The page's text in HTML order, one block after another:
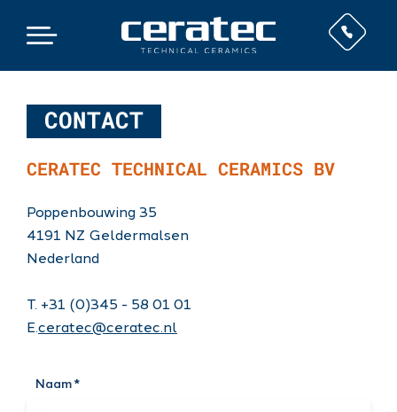
CONTACT
CERATEC TECHNICAL CERAMICS BV
Poppenbouwing 35
4191 NZ Geldermalsen
Nederland
T. +31 (0)345 - 58 01 01
E.ceratec@ceratec.nl
Naam *